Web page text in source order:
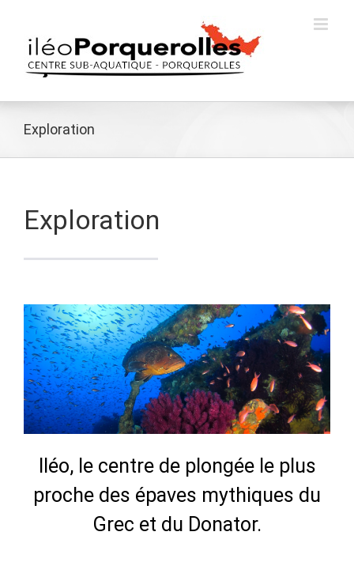
contenu
Exploration
Exploration
Iléo, le centre de plongée le plus
proche des épaves mythiques du
Grec et du Donator.